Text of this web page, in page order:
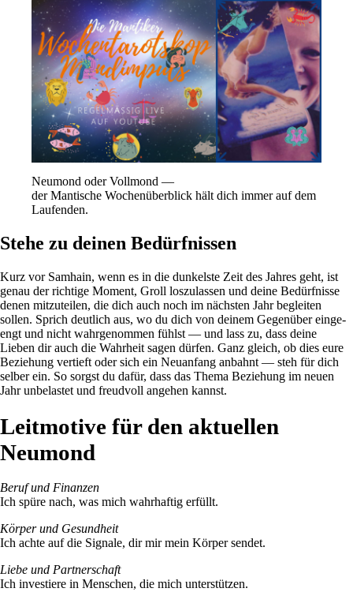
Neu­mond oder Voll­mond —
der Man­ti­sche Wochen­über­blick hält dich immer auf dem
Laufenden.
Stehe zu deinen Bedürfnissen
Kurz vor Sam­hain, wenn es in die dun­kelste Zeit des Jahres geht, ist
genau der rich­tige Moment, Groll los­zu­lassen und deine Bedürf­nisse
denen mit­zu­teilen, die dich auch noch im näch­sten Jahr begleiten
sollen. Sprich deut­lich aus, wo du dich von deinem Gegen­über ein­ge­
engt und nicht wahr­ge­nommen fühlst — und lass zu, dass deine
Lieben dir auch die Wahr­heit sagen dürfen. Ganz gleich, ob dies eure
Bezie­hung ver­tieft oder sich ein Neu­an­fang anbahnt — steh für dich
selber ein. So sorgst du dafür, dass das Thema Bezie­hung im neuen
Jahr unbe­la­stet und freud­voll angehen kannst.
Leitmotive für den aktuellen
Neumond
Beruf und Finanzen
Ich spüre nach, was mich wahr­haftig erfüllt.
Körper und Gesund­heit
Ich achte auf die Signale, dir mir mein Körper sendet.
Liebe und Part­ner­schaft
Ich inve­stiere in Men­schen, die mich unterstützen.